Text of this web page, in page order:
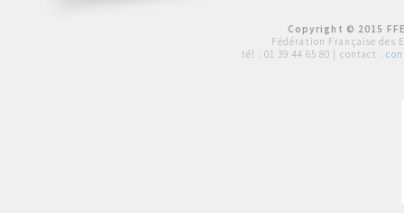
Copyright © 2015
Fédération Française des
tél : 01 39 44 65 80 | contact :